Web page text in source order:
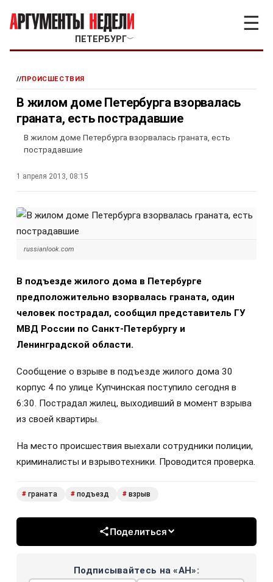
ПЕТЕРБУРГ﹀
☰
//ПРОИСШЕСТВИЯ
В жилом доме Петербурга взорвалась
граната, есть пострадавшие
В жилом доме Петербурга взорвалась граната, есть
пострадавшие
1 апреля 2013, 08:15
russianlook.com
В подъезде жилого дома в Петербурге
предположительно взорвалась граната, один
человек пострадал, сообщил представитель ГУ
МВД России по Санкт-Петербургу и
Ленинградской области.
Сообщение о взрыве в подъезде жилого дома 30
корпус 4 по улице Купчинская поступило сегодня в
6:30. Пострадал жилец, выходивший в момент взрыва
из своей квартиры.
На место происшествия выехали сотрудники полиции,
криминалисты и взрывотехники. Проводится проверка.
# граната # подъезд # взрыв
Поделиться
Подписывайтесь на «АН»: